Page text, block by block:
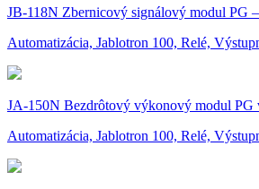
JB-118N Zbernicový signálový modul PG
Automatizácia, Jablotron 100, Relé,
JA-150N Bezdrôtový výkonový modul PG
Automatizácia, Jablotron 100, Relé,